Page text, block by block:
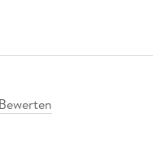
Bewerten